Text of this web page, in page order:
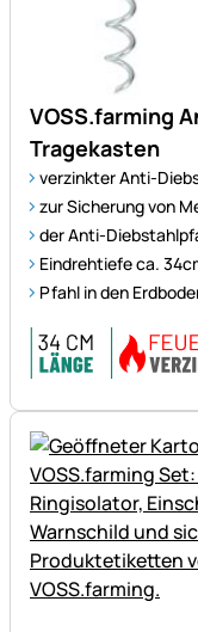
VOSS.farming
Tragekasten
verzinkter Anti-
zur Sicherung von
der Anti-
Eindrehtiefe ca.
Pfahl in den